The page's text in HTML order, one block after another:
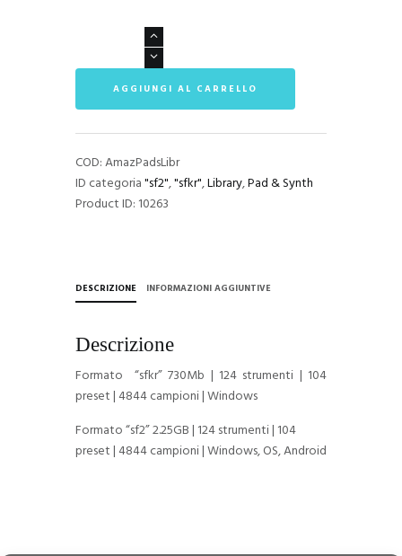
Library
quantitàAGGIUNGI AL CARRELLO
COD:AmazPadsLibr
ID categoria"sf2","sfkr",Library,Pad & Synth
Product ID: 10263
DESCRIZIONE INFORMAZIONI AGGIUNTIVE
Descrizione
Formato “sfkr” 730Mb | 124 strumenti | 104
preset | 4844 campioni | Windows
Formato “sf2” 2.25GB | 124 strumenti | 104
preset | 4844 campioni | Windows, OS, Android